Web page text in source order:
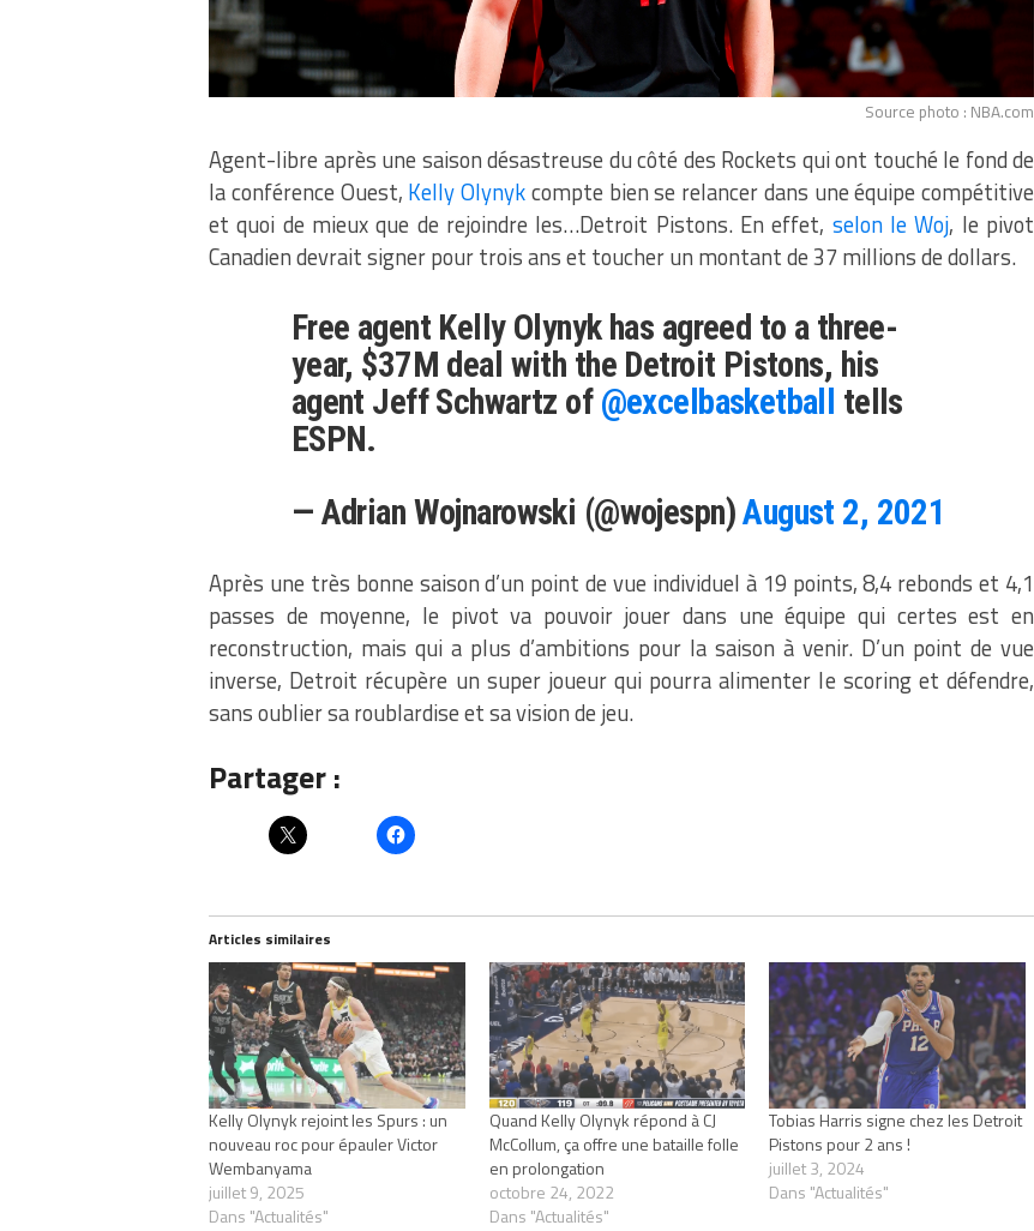
Source photo : NBA.com
Agent-libre après une saison désastreuse du côté des Rockets qui ont touché le fond de
la conférence Ouest, Kelly Olynykcompte bien se relancer dans une équipe compétitive
et quoi de mieux que de rejoindre les…Detroit Pistons. En effet, selon le Woj, le pivot
Canadien devrait signer pour trois ans et toucher un montant de 37 millions de dollars.
Free agent Kelly Olynyk has agreed to a three-
year, $37M deal with the Detroit Pistons, his
agent Jeff Schwartz of @excelbasketball
tells
ESPN.
— Adrian Wojnarowski (@wojespn)August 2, 2021
Après une très bonne saison d’un point de vue individuel à 19 points, 8,4 rebonds et 4,1
passes de moyenne, le pivot va pouvoir jouer dans une équipe qui certes est en
reconstruction, mais qui a plus d’ambitions pour la saison à venir. D’un point de vue
inverse, Detroit récupère un super joueur qui pourra alimenter le scoring et défendre,
sans oublier sa roublardise et sa vision de jeu.
Partager :
Articles similaires
Kelly Olynyk rejoint les Spurs : un
nouveau roc pour épauler Victor
Wembanyama
juillet 9, 2025
Dans "Actualités"
Quand Kelly Olynyk répond à CJ
McCollum, ça offre une bataille folle
en prolongation
octobre 24, 2022
Dans "Actualités"
Tobias Harris signe chez les Detroit
Pistons pour 2 ans !
juillet 3, 2024
Dans "Actualités"